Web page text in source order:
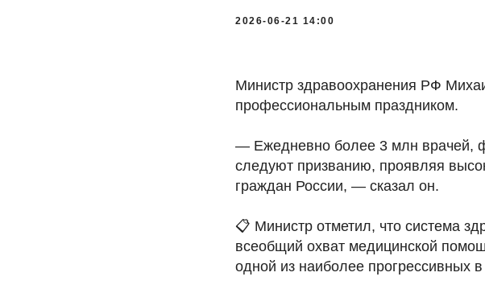
2026-06-21 14:00
Министр здравоохранения РФ
профессиональным праздником.
— Ежедневно более 3 млн врачей,
следуют призванию, проявляя
граждан России, — сказал он.
📋 Министр отметил, что система
всеобщий охват медицинской
одной из наиболее прогрессивных